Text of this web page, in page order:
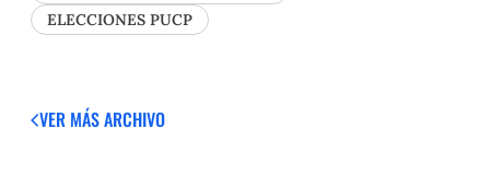
ELECCIONES PUCP
VER MÁSARCHIVO